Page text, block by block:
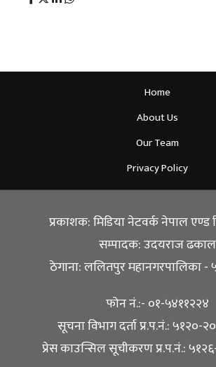
Home
About Us
Our Team
Privacy Policy
प्रकाशक: मिडिया नेटवर्क नेपाल एण्ड
सम्पादक: उदयराज ढकाल
ठेगाना: ललितपुर महानगरपालिका -
फोन नं.:- ०१-५४११२२४
सूचना विभाग दर्ता प्र.प.नं.: ५१२०-
प्रेस काउन्सिल सूचीकरण प्र.प.नं.: